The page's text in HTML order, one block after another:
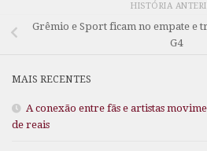
HISTÓRIA
Grêmio e Sport ficam no empate e
G4
MAIS RECENTES
A conexão entre fãs e artistas
de reais